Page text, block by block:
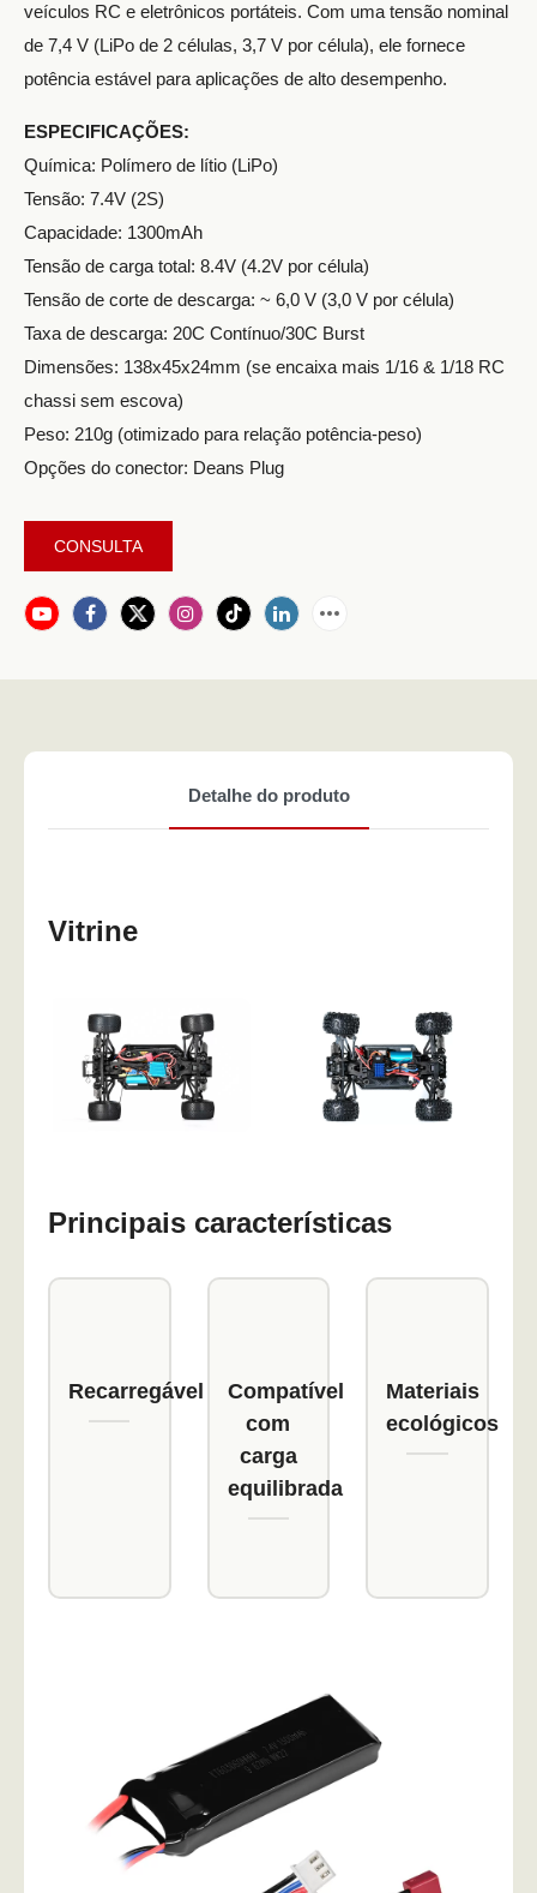
veículos RC e eletrônicos portáteis. Com uma tensão nominal
de 7,4 V (LiPo de 2 células, 3,7 V por célula), ele fornece
potência estável para aplicações de alto desempenho.
ESPECIFICAÇÕES:
Química: Polímero de lítio (LiPo)
Tensão: 7.4V (2S)
Capacidade: 1300mAh
Tensão de carga total: 8.4V (4.2V por célula)
Tensão de corte de descarga: ~ 6,0 V (3,0 V por célula)
Taxa de descarga: 20C Contínuo/30C Burst
Dimensões: 138x45x24mm (se encaixa mais 1/16 & 1/18 RC
chassi sem escova)
Peso: 210g (otimizado para relação potência-peso)
Opções do conector: Deans Plug
CONSULTA
Detalhe do produto
Vitrine
Principais características
Recarregável
Compatível
com
carga
equilibrada
Materiais
ecológicos